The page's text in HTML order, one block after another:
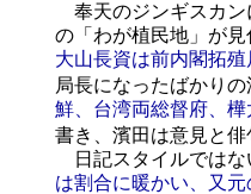
奉天のジンギスカン
の「わが植民地」が
大山長資は前内閣拓
局長になったばかり
鮮、台湾両総督府、
書き、濱田は意見と俳
日記スタイルではな
は割合に暖かい、又